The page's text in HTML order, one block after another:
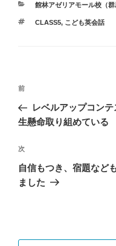
カ
ゴ
館林アゼリアモール校（群
タ
CLASS5, こども英会話
投
ナ
ゲ
ー
シ
過
去
の
稿
前
レベルアップコン
生懸命取り組めている
次
の
投
次
自信もつき、宿題など
ました